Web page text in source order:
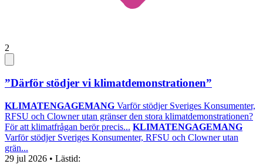
2
”Därför stödjer vi klimatdemonstrationen”
KLIMATENGAGEMANG Varför stödjer Sveriges Konsumenter,
RFSU och Clowner utan gränser den stora klimatdemonstrationen?
För att klimatfrågan berör precis... KLIMATENGAGEMANG
Varför stödjer Sveriges Konsumenter, RFSU och Clowner utan
grän...
29 jul 2026 • Lästid: